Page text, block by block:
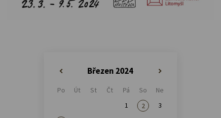
Březen 2024
Po Út St Čt Pá So
Ne
1
2
3